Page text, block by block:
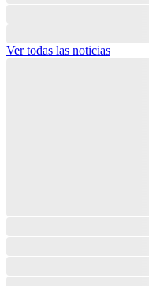
Ver todas las noticias